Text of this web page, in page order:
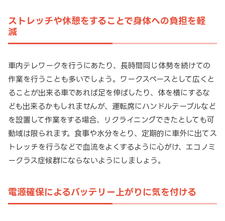
ストレッチや休憩をすることで身体への負担を軽
減
車内テレワークを行うにあたり、長時間同じ体勢を続けての
作業を行うことも多いでしょう。ワークスペースとして広くと
ることが出来る車であれば足を伸ばしたり、体を横にするな
ども出来るかもしれませんが、運転席にハンドルテーブルなど
を設置して作業をする場合、リクライニングできたとしても可
動域は限られます。食事や水分をとり、定期的に車外に出てス
トレッチを行うなどで血流をよくするように心がけ、エコノミ
ークラス症候群にならないようにしましょう。
電源確保によるバッテリー上がりに気を付ける